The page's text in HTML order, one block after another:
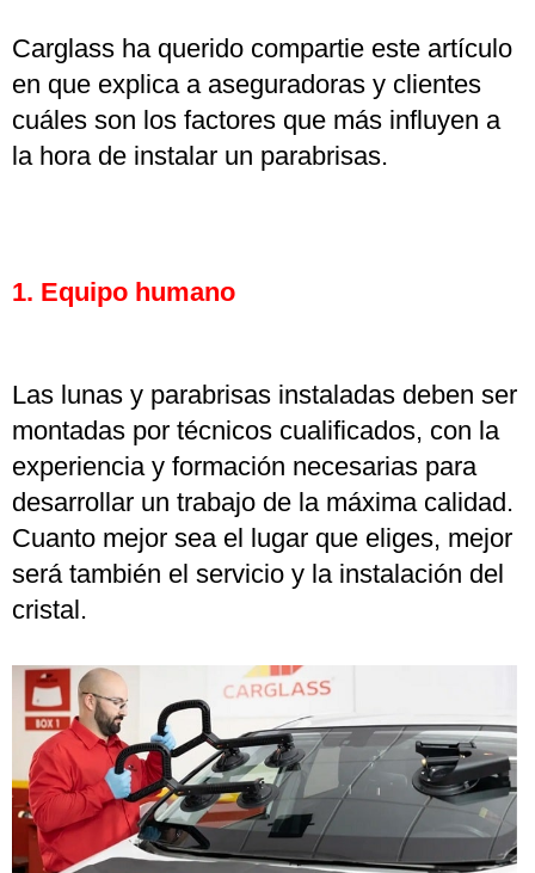
Carglass ha querido compartie este artículo
en que explica a aseguradoras y clientes
cuáles son los factores que más influyen a
la hora de instalar un parabrisas.
1. Equipo humano
Las lunas y parabrisas instaladas deben ser
montadas por técnicos cualificados, con la
experiencia y formación necesarias para
desarrollar un trabajo de la máxima calidad.
Cuanto mejor sea el lugar que eliges, mejor
será también el servicio y la instalación del
cristal.